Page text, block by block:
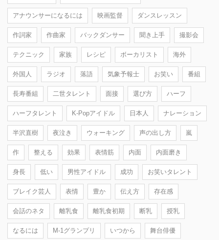
アナウンサーになるには 映画監督 ダンスレッスン
作詞家 作曲家 バックダンサー 聞き上手 撮影会
テクニック 家族 レシピ ボーカリスト 海外
外国人 ラジオ 落語 気象予報士 お笑い 番組
長寿番組 二世タレント 面接 選び方 ハーフ
ハーフタレント K-Popアイドル 日本人 ナレーション
半沢直樹 夜泣き ウォーキング 声の出し方 嵐
作 整える 効果 表情筋 内面 内面磨き
身長 低い 男性アイドル 成功 お笑いタレント
ブレイク芸人 表情 豊か 伝え方 存在感
会話のネタ 離乳食 離乳食初期 断乳 授乳
なるには M-1グランプリ いつから 舞台俳優